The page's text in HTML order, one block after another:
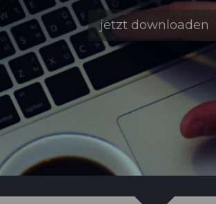
jetzt downloaden